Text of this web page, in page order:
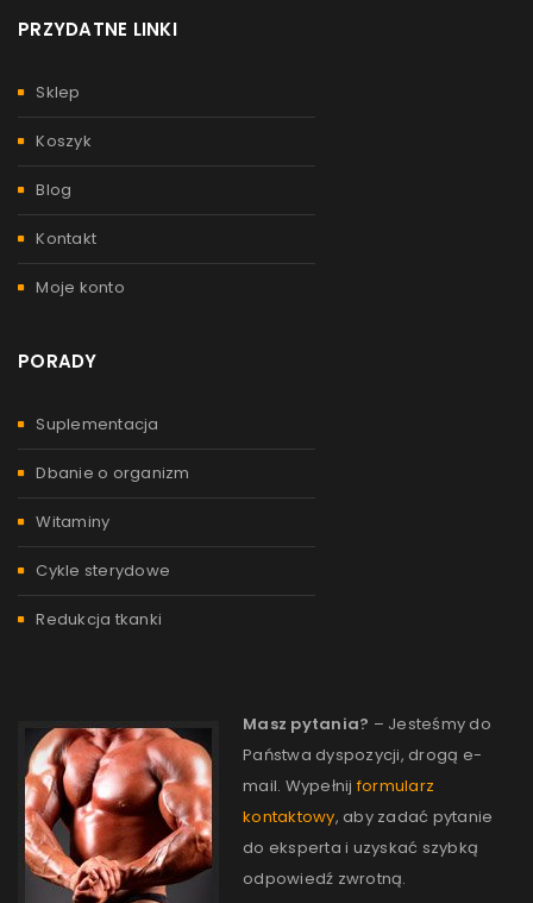
PRZYDATNE LINKI
Sklep
Koszyk
Blog
Kontakt
Moje konto
PORADY
Suplementacja
Dbanie o organizm
Witaminy
Cykle sterydowe
Redukcja tkanki
Masz pytania? – Jesteśmy do
Państwa dyspozycji, drogą e-
mail. Wypełnijformularz
kontaktowy, aby zadać pytanie
do eksperta i uzyskać szybką
odpowiedź zwrotną.